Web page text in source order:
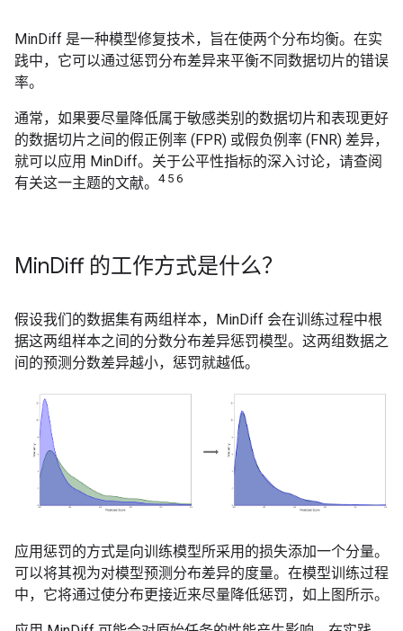
MinDiff 是一种模型修复技术，旨在使两个分布均衡。在实
践中，它可以通过惩罚分布差异来平衡不同数据切片的错误
率。
通常，如果要尽量降低属于敏感类别的数据切片和表现更好
的数据切片之间的假正例率 (FPR) 或假负例率 (FNR) 差异，
就可以应用 MinDiff。关于公平性指标的深入讨论，请查阅
有关这一主题的文献。
4 5 6
MinDiff 的工作方式是什么？
假设我们的数据集有两组样本，MinDiff 会在训练过程中根
据这两组样本之间的分数分布差异惩罚模型。这两组数据之
间的预测分数差异越小，惩罚就越低。
应用惩罚的方式是向训练模型所采用的损失添加一个分量。
可以将其视为对模型预测分布差异的度量。在模型训练过程
中，它将通过使分布更接近来尽量降低惩罚，如上图所示。